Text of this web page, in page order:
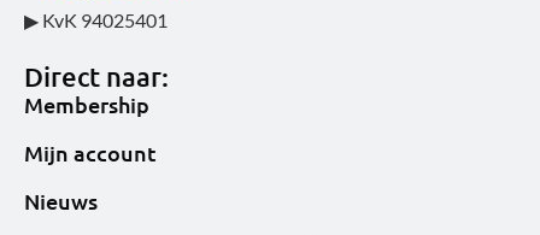
▶ KvK 94025401
Direct naar:
Membership
Mijn account
Nieuws